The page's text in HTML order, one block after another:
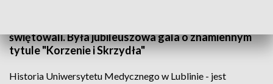
świętowali. Była jubileuszowa gala o znamiennym
tytule "Korzenie i Skrzydła"
Historia Uniwersytetu Medycznego w Lublinie - jest